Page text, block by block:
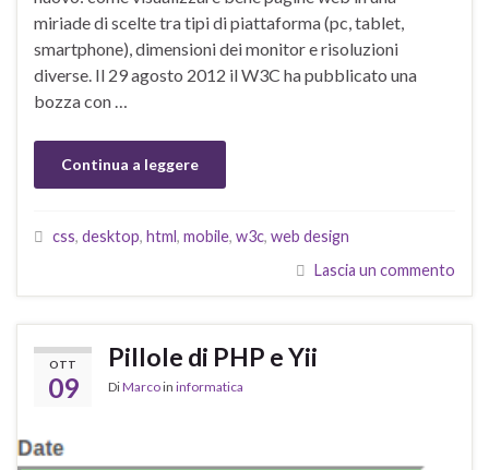
miriade di scelte tra tipi di piattaforma (pc, tablet,
smartphone), dimensioni dei monitor e risoluzioni
diverse. Il 29 agosto 2012 il W3C ha pubblicato una
bozza con …
Continua a leggere
css, desktop, html, mobile, w3c, web design
Lascia un commento
OTT
09
Pillole di PHP e Yii
DiMarcoin informatica